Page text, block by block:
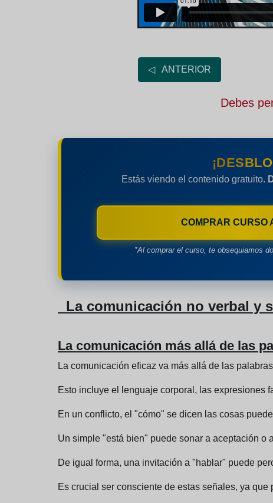
◁ ANTERIOR
Debes
Estás viendo el contenido gratuito.
COMPRAR CURSO
*Al comprar el curso, te obsequiamos
La comunicación no verbal y
La comunicación más allá de las
La comunicación eficaz va más allá de las
Esto incluye el lenguaje corporal, las expresiones
En un conflicto, el "cómo" se dicen las cosas
Un simple "está bien" puede sonar a aceptación o
De igual forma, una invitación a "hablar" puede
Es crucial ser consciente de estas señales, ya